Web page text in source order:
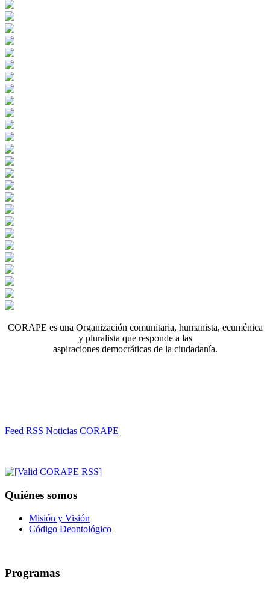
CORAPE es una Organización comunitaria, humanista, ecuménica
y pluralista que responde a las
aspiraciones democráticas de la ciudadanía.
Feed RSS Noticias CORAPE
Quiénes somos
Misión y Visión
Código Deontológico
Programas